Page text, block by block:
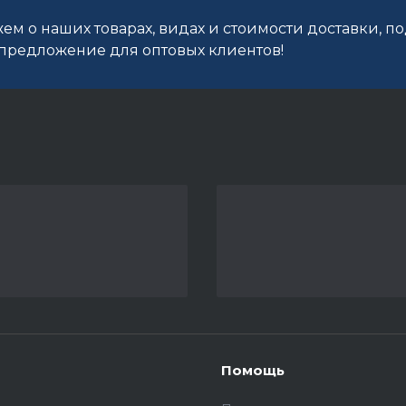
о наших товарах, видах и стоимости доставки,
для оптовых клиентов!
Помощь